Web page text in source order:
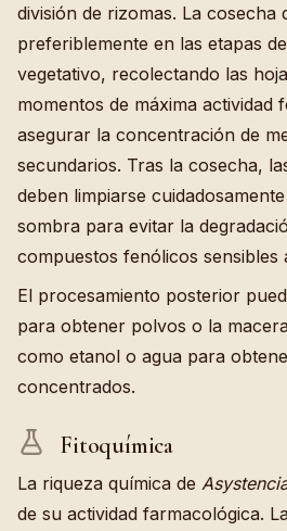
división de rizomas. La cosecha
preferiblemente en las etapas
vegetativo, recolectando las
momentos de máxima actividad
asegurar la concentración de
secundarios. Tras la cosecha,
deben limpiarse
sombra para evitar la
compuestos fenólicos sensibles
El procesamiento posterior
para obtener polvos o la
como etanol o agua para
concentrados.
Fitoquímica
La riqueza química de
de su actividad farmacológica.